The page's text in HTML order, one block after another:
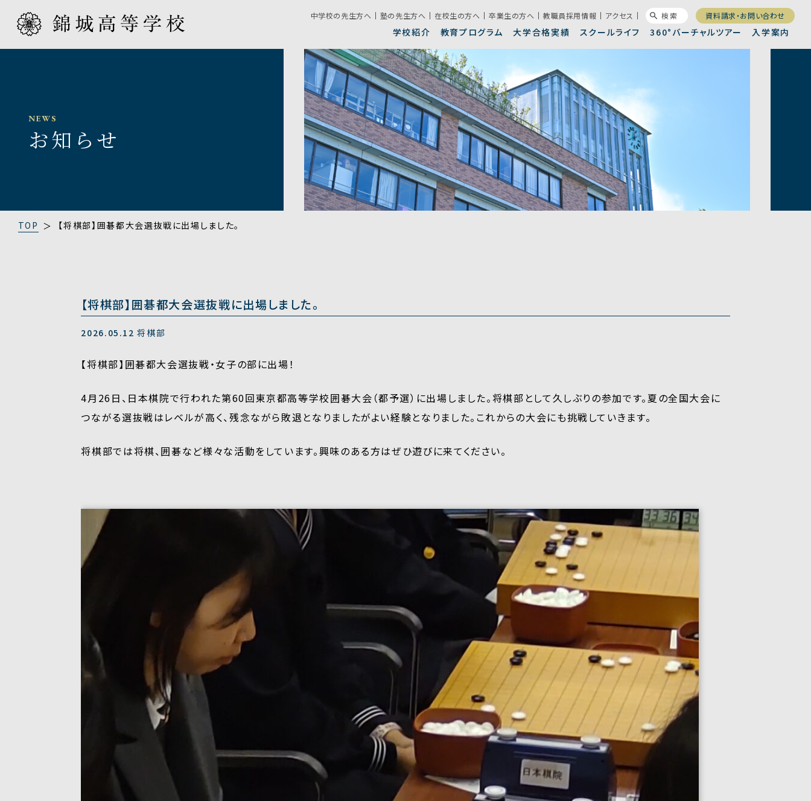
中学校の先生方へ 塾の先生方へ 在校生の方へ 卒業生の方へ 教職員採用情報 アクセス 検索 資料請求・お問い合わせ
学校紹介
学校紹介動画 校長メッセージ
デジタルパンフレット
教育プログラム
教育プログラム
錦城の目指す教育 特進コース
グローバル教育 高大連携
大学合格実績 スクールライフ
スクールライフ
クラブ活動 生徒会・委員会 錦城高校新聞
年間行事 施設案内
学校生活の決まり
360°バーチャルツアー 入学案内
学校説明会日程 募集要項
入試に関するQ&A
NEWS
お知らせ
TOP 【将棋部】囲碁都大会選抜戦に出場しました。
【将棋部】囲碁都大会選抜戦に出場しました。
2026.05.12将棋部
【将棋部】囲碁都大会選抜戦・女子の部に出場！
4月26日、日本棋院で行われた第60回東京都高等学校囲碁大会（都予選）に出場しました。将棋部として久しぶりの参加です。夏の全国大会に
つながる選抜戦はレベルが高く、残念ながら敗退となりましたがよい経験となりました。これからの大会にも挑戦していきます。
将棋部では将棋、囲碁など様々な活動をしています。興味のある方はぜひ遊びに来てください。